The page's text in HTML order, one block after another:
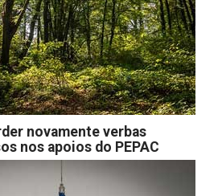
novamente verbas
nos apoios do PEPAC